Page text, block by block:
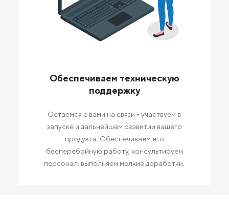
Обеспечиваем техническую
поддержку
Остаемся с вами на связи - участвуем в
запуске и дальнейшем развитии вашего
продукта. Обеспечиваем его
бесперебойную работу, консультируем
персонал, выполняем мелкие доработки.